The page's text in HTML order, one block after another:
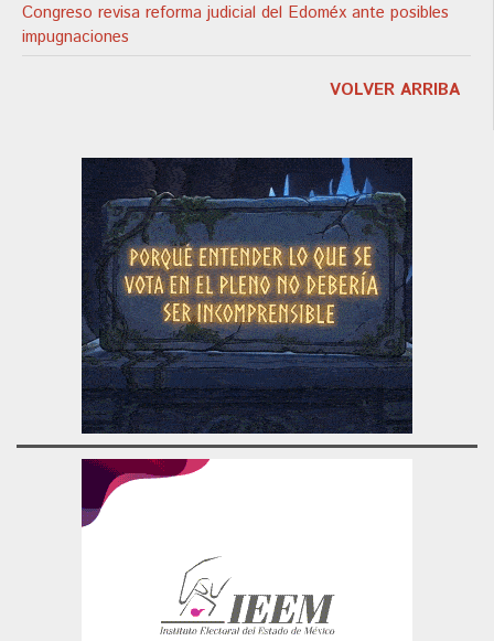
Congreso revisa reforma judicial del Edoméx ante posibles
impugnaciones
VOLVER ARRIBA